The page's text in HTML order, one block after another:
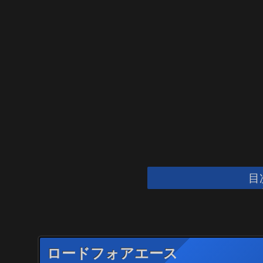
目
ロードフォアエース